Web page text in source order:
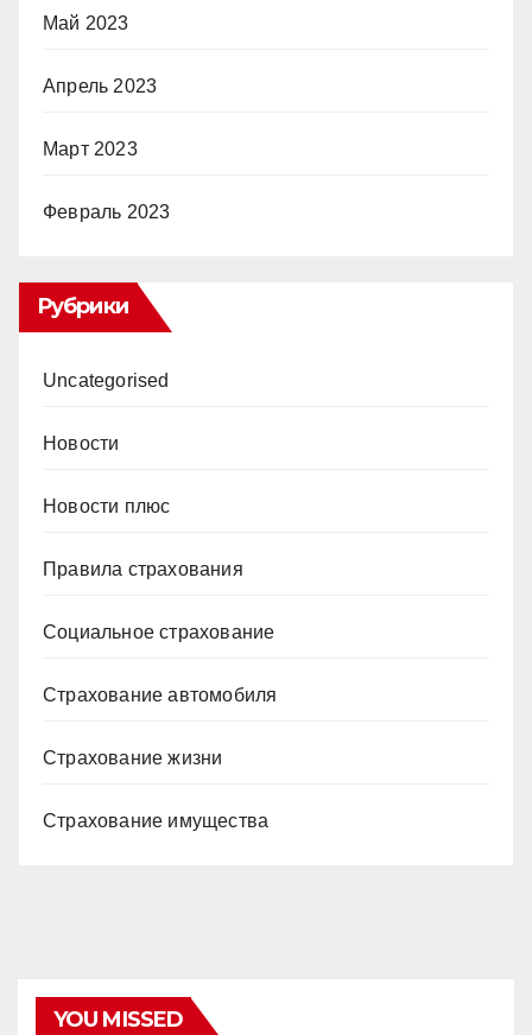
Май 2023
Апрель 2023
Март 2023
Февраль 2023
Рубрики
Uncategorised
Новости
Новости плюс
Правила страхования
Социальное страхование
Страхование автомобиля
Страхование жизни
Страхование имущества
YOU MISSED